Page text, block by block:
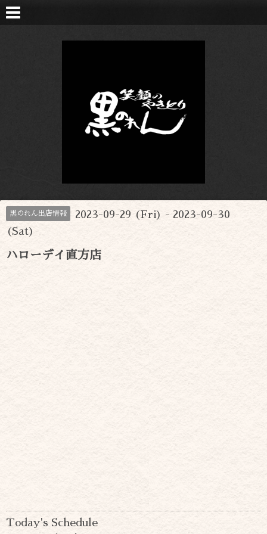
黒のれん出店情報
2023-09-29 (Fri) - 2023-09-30
(Sat)
ハローデイ直方店
Today's Schedule